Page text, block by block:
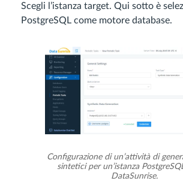
Scegli l’istanza target. Qui sotto è
PostgreSQL come motore database.
Configurazione di un’attività di
sintetici per un’istanza
DataSunrise.